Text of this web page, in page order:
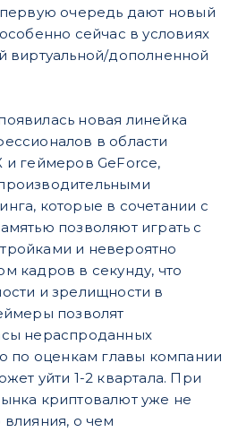
очередь дают новый
сейчас в условиях
виртуальной/дополненной
новая линейка
в области
и геймеров GeForce,
которые в сочетании с
позволяют играть с
и невероятно
кадров в секунду, что
и зрелищности в
позволят
нераспроданных
по оценкам главы компании
уйти 1-2 квартала. При
криптовалют уже не
влияния, о чем